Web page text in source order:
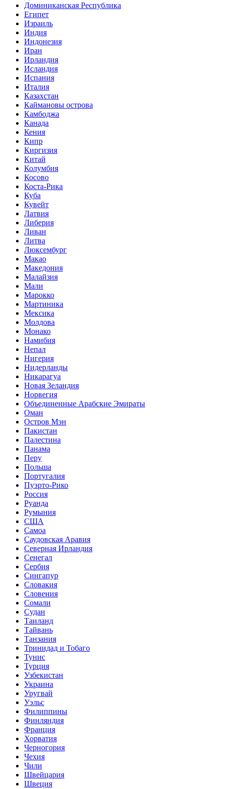
Доминиканская Республика
Египет
Израиль
Индия
Индонезия
Иран
Ирландия
Исландия
Испания
Италия
Казахстан
Каймановы острова
Камбоджа
Канада
Кения
Кипр
Киргизия
Китай
Колумбия
Косово
Коста-Рика
Куба
Кувейт
Латвия
Либерия
Ливан
Литва
Люксембург
Макао
Македония
Малайзия
Мали
Марокко
Мартиника
Мексика
Молдова
Монако
Намибия
Непал
Нигерия
Нидерланды
Никарагуа
Новая Зеландия
Норвегия
Объединенные Арабские Эмираты
Оман
Остров Мэн
Пакистан
Палестина
Панама
Перу
Польша
Португалия
Пуэрто-Рико
Россия
Руанда
Румыния
США
Самоа
Саудовская Аравия
Северная Ирландия
Сенегал
Сербия
Сингапур
Словакия
Словения
Сомали
Судан
Таиланд
Тайвань
Танзания
Тринидад и Тобаго
Тунис
Турция
Узбекистан
Украина
Уругвай
Уэльс
Филиппины
Финляндия
Франция
Хорватия
Черногория
Чехия
Чили
Швейцария
Швеция